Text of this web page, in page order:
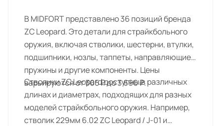
В MIDFORT представлено 36 позиций бренда
ZC Leopard. Это детали для страйкбольного
оружия, включая стволики, шестерни, втулки,
подшипники, нозлы, таппеты, направляющие,
пружины и другие компоненты. Цены
варьируются от 305 ₽ до 3 690 ₽.
Стволики ZC Leopard доступны в различных
длинах и диаметрах, подходящих для разных
моделей страйкбольного оружия. Например,
стволик 229мм 6.02 ZC Leopard / J-01 и